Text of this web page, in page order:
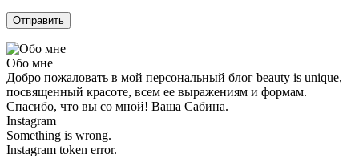
Обо мне
Добро пожаловать в мой персональный блог beauty is unique,
посвященный красоте, всем ее выражениям и формам.
Спасибо, что вы со мной! Ваша Сабина.
Instagram
Something is wrong.
Instagram token error.